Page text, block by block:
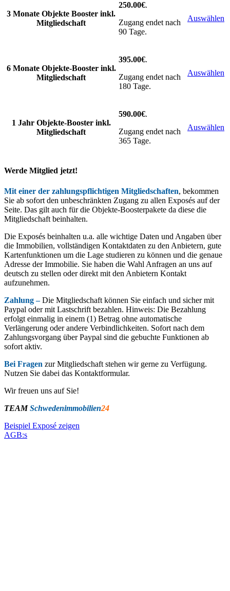
3 Monate Objekte Booster inkl.
Mitgliedschaft
250.00€.
Zugang endet nach
90 Tage.
Auswählen
6 Monate Objekte-Booster inkl.
Mitgliedschaft
395.00€.
Zugang endet nach
180 Tage.
Auswählen
1 Jahr Objekte-Booster inkl.
Mitgliedschaft
590.00€.
Zugang endet nach
365 Tage.
Auswählen
Werde Mitglied jetzt!
Mit einer der zahlungspflichtigen Mitgliedschaften, bekommen
Sie ab sofort den unbeschränkten Zugang zu allen Exposés auf der
Seite. Das gilt auch für die Objekte-Boosterpakete da diese die
Mitgliedschaft beinhalten.
Die Exposés beinhalten u.a. alle wichtige Daten und Angaben über
die Immobilien, vollständigen Kontaktdaten zu den Anbietern, gute
Kartenfunktionen um die Lage studieren zu können und die genaue
Adresse der Immobilie. Sie haben die Wahl Anfragen an uns auf
deutsch zu stellen oder direkt mit den Anbietern Kontakt
aufzunehmen.
Zahlung –Die Mitgliedschaft können Sie einfach und sicher mit
Paypal oder mit Lastschrift bezahlen. Hinweis: Die Bezahlung
erfolgt einmalig in einem (1) Betrag ohne automatische
Verlängerung oder andere Verbindlichkeiten. Sofort nach dem
Zahlungsvorgang über Paypal sind die gebuchte Funktionen ab
sofort aktiv.
Bei Fragen zur Mitgliedschaft stehen wir gerne zu Verfügung.
Nutzen Sie dabei das Kontaktformular.
Wir freuen uns auf Sie!
TEAMSchwedenimmobilien24
Beispiel Exposé zeigen
AGB:s